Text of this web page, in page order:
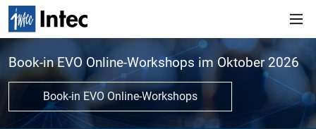
Book-in EVO Online-Workshops im Oktober 2026
Book-in EVO Online-Workshops